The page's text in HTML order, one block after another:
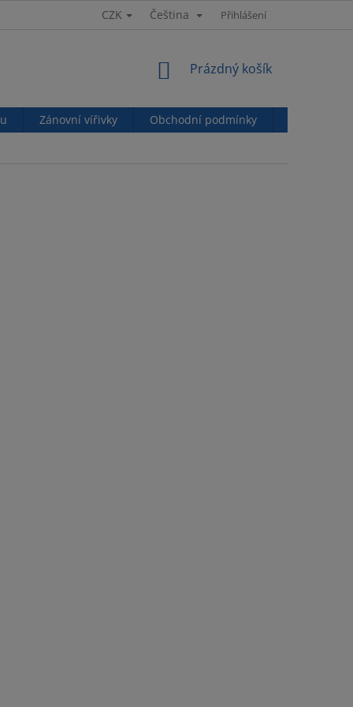
CZK Čeština Přihlášení
NÁKUPNÍ
Prázdný košík
Zánovní vířivky Obchodní podmínky